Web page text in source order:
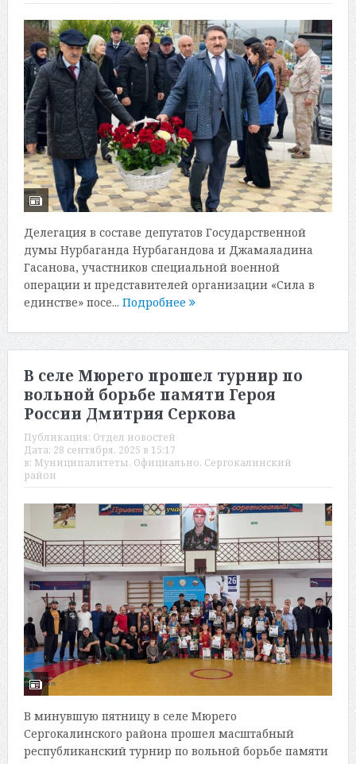
Делегация в составе депутатов Государственной
думы Нурбаганда Нурбагандова и Джамаладина
Гасанова, участников специальной военной
операции и представителей организации «Сила в
единстве» посе... Подробнее
В селе Мюрего прошел турнир по
вольной борьбе памяти Героя
России Дмитрия Серкова
Публикация: Отдел новостей
Дата: 28 сентября, 2025 в 15:17
в: Муниципалитеты, Официально, Сергокалинский
район
В минувшую пятницу в селе Мюрего
Сергокалинского района прошел масштабный
республиканский турнир по вольной борьбе памяти